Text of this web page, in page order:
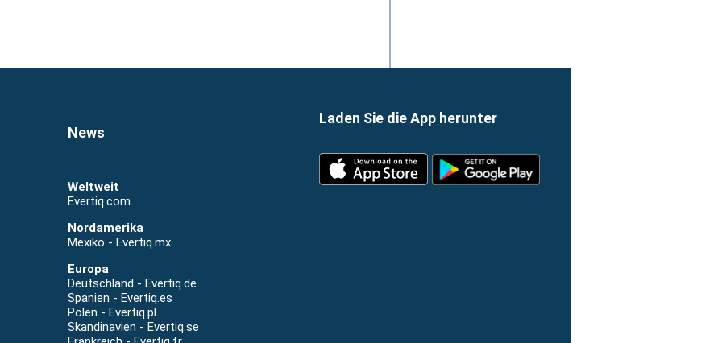
Weltweit
Evertiq.com
Nordamerika
Mexiko - Evertiq.mx
Europa
Deutschland - Evertiq.de
Spanien - Evertiq.es
Polen - Evertiq.pl
Skandinavien - Evertiq.se